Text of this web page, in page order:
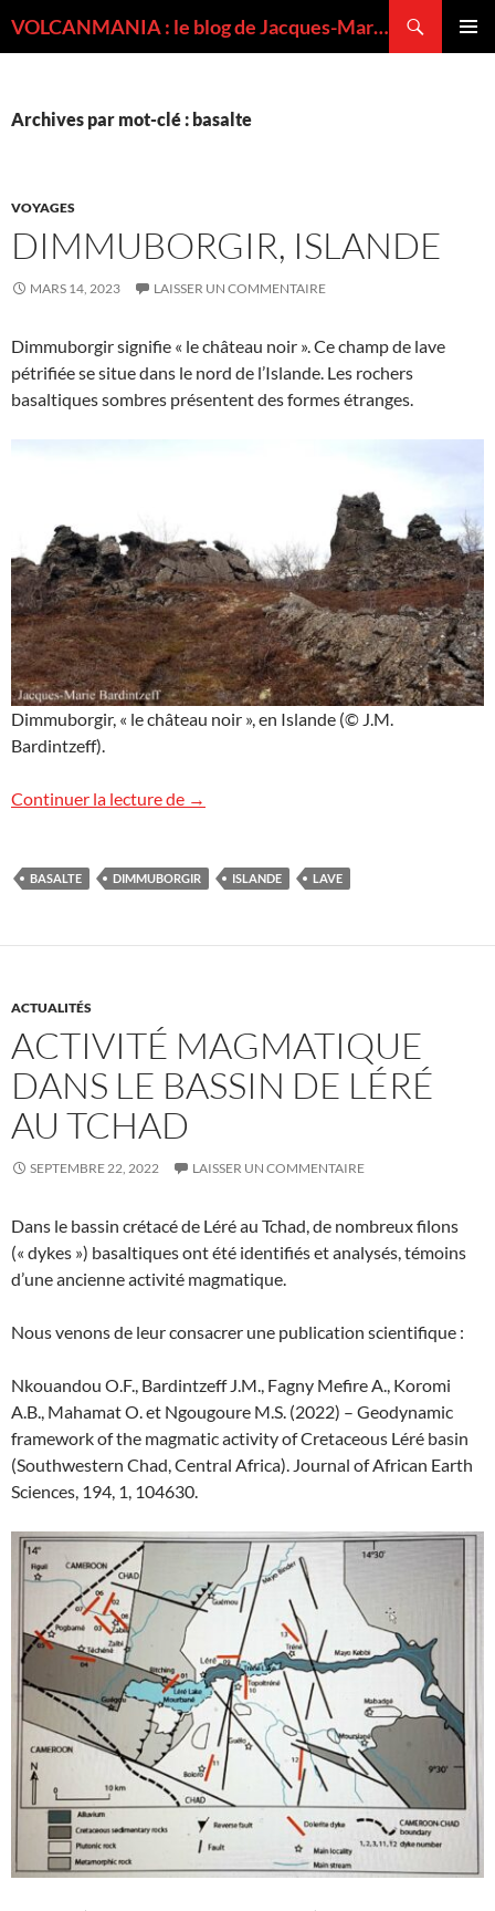
VOLCANMANIA : le blog de Jacques-Marie BARDINTZEFF, volcanologue
Archives par mot-clé : basalte
VOYAGES
DIMMUBORGIR, ISLANDE
MARS 14, 2023 LAISSER UN COMMENTAIRE
Dimmuborgir signifie « le château noir ». Ce champ de lave
pétrifiée se situe dans le nord de l’Islande. Les rochers
basaltiques sombres présentent des formes étranges.
Dimmuborgir, « le château noir », en Islande (© J.M.
Bardintzeff).
Continuer la lecture de Dimmuborgir, Islande
→
BASALTE DIMMUBORGIR ISLANDE LAVE
ACTUALITÉS
ACTIVITÉ MAGMATIQUE
DANS LE BASSIN DE LÉRÉ
AU TCHAD
SEPTEMBRE 22, 2022 LAISSER UN COMMENTAIRE
Dans le bassin crétacé de Léré au Tchad, de nombreux filons
(« dykes ») basaltiques ont été identifiés et analysés, témoins
d’une ancienne activité magmatique.
Nous venons de leur consacrer une publication scientifique :
Nkouandou O.F., Bardintzeff J.M., Fagny Mefire A., Koromi
A.B., Mahamat O. et Ngougoure M.S. (2022) – Geodynamic
framework of the magmatic activity of Cretaceous Léré basin
(Southwestern Chad, Central Africa). Journal of African Earth
Sciences, 194, 1, 104630.